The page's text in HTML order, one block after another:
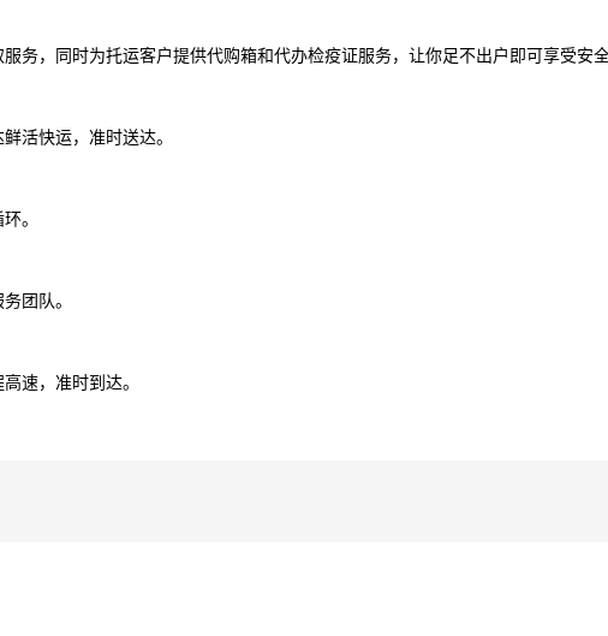
务，同时为托运客户提供代购箱和代办检疫证服务，让你足不出户即可享受安全
活快运，准时送达。
。
团队。
速，准时到达。